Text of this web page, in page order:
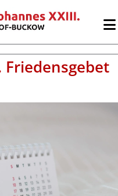
Friedensgebet